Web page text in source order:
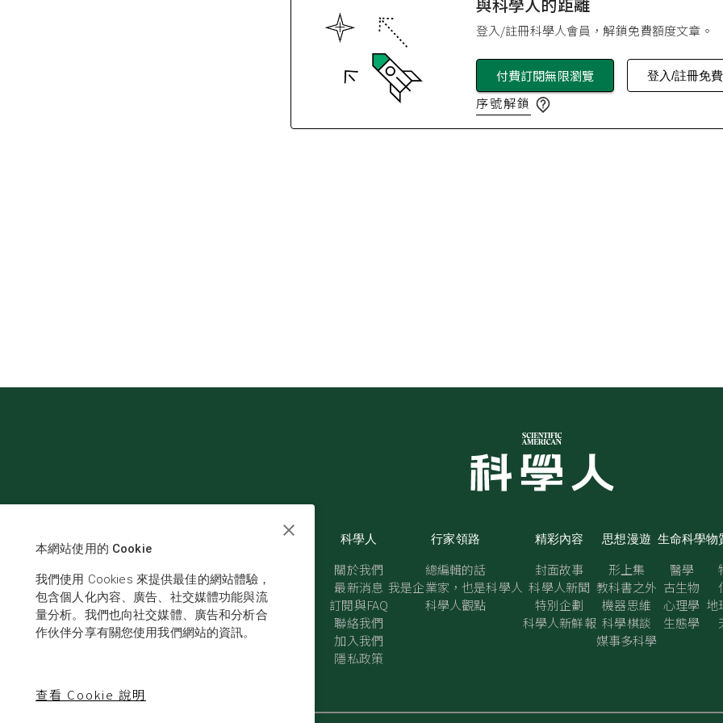
登入/註冊科學人會員，解鎖免費額度文章。
付費訂閱無限瀏覽 登入/註冊免
序號解鎖
科學人
關於我們
最新消息
訂閱與FAQ
聯絡我們
加入我們
隱私政策
行家領路
總編輯的話
我是企業家，也是科學人
科學人觀點
精彩內容
封面故事
科學人新聞
特別企劃
科學人新鮮報
思想漫遊
形上集
教科書之外
機器思維
科學棋談
媒事多科學
生命科學
醫學
古生物
心理學
生態學
物
地
本網站使用的 Cookie
我們使用 Cookies 來提供最佳的網站體驗，
包含個人化內容、廣告、社交媒體功能與流
量分析。我們也向社交媒體、廣告和分析合
作伙伴分享有關您使用我們網站的資訊。
查看 Cookie 說明